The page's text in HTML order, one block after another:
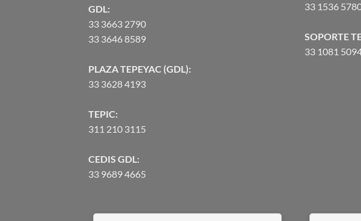
GDL:
33 3663 2790
33 3646 8589
PLAZA TEPEYAC (GDL):
33 3628 4193
TEPIC:
311 210 3115
CEDIS GDL:
33 9689 4665
33 1536
SOPORTE
33 1081